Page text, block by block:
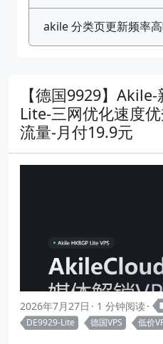
akile 分类页更新频率高
【德国9929】
Lite-三网优化速度
流量-月付19.9元
2026年7月27日 1 分钟阅读
DE9929-Lite
德国VPS 低价